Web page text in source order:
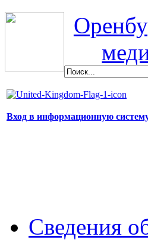
Вход в информационную
Сведения